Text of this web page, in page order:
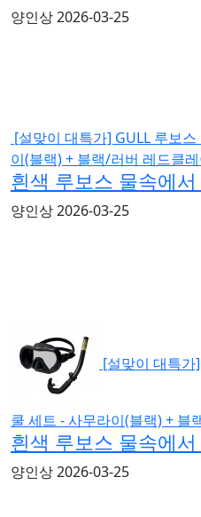
양인상2026-03-25
[설맞이 대특가] GULL 루보
이(블랙) + 블랙/러버 레드클
흰색 루보스 물속에
양인상2026-03-25
[설맞이 대특가
쿨 세트 - 사무라이(블랙) + 블
흰색 루보스 물속에
양인상2026-03-25